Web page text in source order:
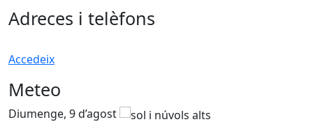
Adreces i telèfons
Accedeix
Meteo
Diumenge, 9 d’agost